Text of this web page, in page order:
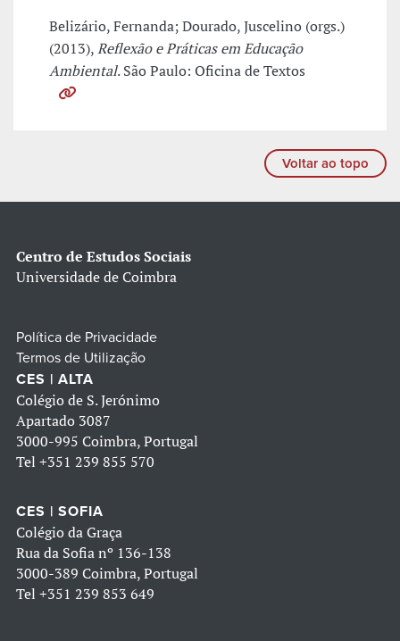
Belizário, Fernanda; Dourado, Juscelino (orgs.)
(2013),Reflexão e Práticas em Educação
Ambiental. São Paulo: Oficina de Textos
Voltar ao topo
Centro de Estudos Sociais
Universidade de Coimbra
Política de Privacidade
Termos de Utilização
CES | ALTA
Colégio de S. Jerónimo
Apartado 3087
3000-995 Coimbra, Portugal
Tel +351 239 855 570
CES | SOFIA
Colégio da Graça
Rua da Sofia nº 136-138
3000-389 Coimbra, Portugal
Tel +351 239 853 649